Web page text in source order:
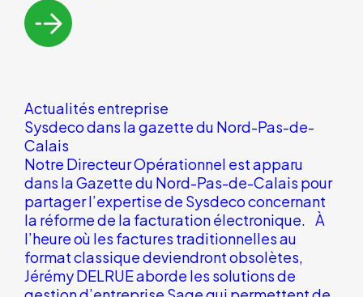
Actualités entreprise
Sysdeco dans la gazette du Nord-Pas-de-
Calais
Notre Directeur Opérationnel est apparu
dans la Gazette du Nord-Pas-de-Calais pour
partager l’expertise de Sysdeco concernant
la réforme de la facturation électronique. À
l’heure où les factures traditionnelles au
format classique deviendront obsolètes,
Jérémy DELRUE aborde les solutions de